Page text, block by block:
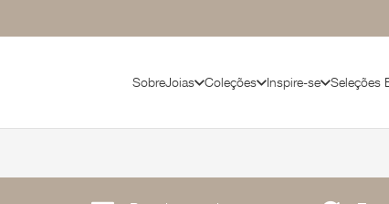
SobreJoias Coleções Inspire-se Seleções